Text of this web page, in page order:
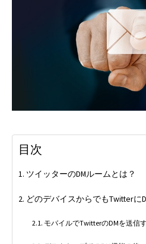
目次
ツイッターのDMルームとは？
どのデバイスからでもTwitterに
モバイルでTwitterのDMを送信